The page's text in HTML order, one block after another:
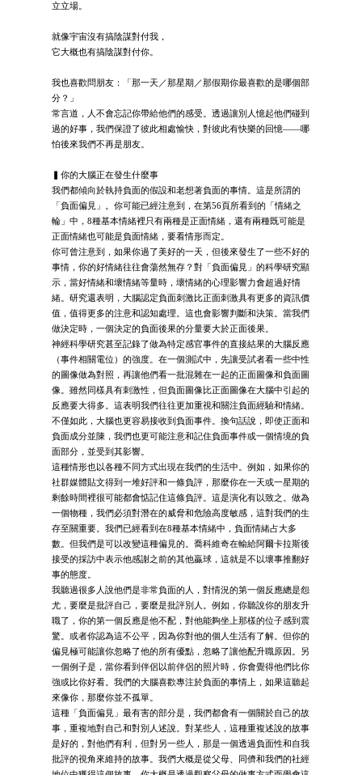
立立場。
就像宇宙沒有搞陰謀對付我，
它大概也有搞陰謀對付你。
我也喜歡問朋友：「那一天／那星期／那假期你最喜歡的是哪個部
分？」
常言道，人不會忘記你帶給他們的感受。透過讓別人憶起他們碰到
過的好事，我們保證了彼此相處愉快，對彼此有快樂的回憶——哪
怕後來我們不再是朋友。
▍你的大腦正在發生什麼事
我們都傾向於執持負面的假設和老想著負面的事情。這是所謂的
「負面偏見」。你可能已經注意到，在第56頁所看到的「情緒之
輪」中，8種基本情緒裡只有兩種是正面情緒，還有兩種既可能是
正面情緒也可能是負面情緒，要看情形而定。
你可曾注意到，如果你過了美好的一天，但後來發生了一些不好的
事情，你的好情緒往往會蕩然無存？對「負面偏見」的科學研究顯
示，當好情緒和壞情緒等量時，壞情緒的心理影響力會超過好情
緒。研究還表明，大腦認定負面刺激比正面刺激具有更多的資訊價
值，值得更多的注意和認知處理。這也會影響判斷和決策。當我們
做決定時，一個決定的負面後果的分量要大於正面後果。
神經科學研究甚至記錄了做為特定感官事件的直接結果的大腦反應
（事件相關電位）的強度。在一個測試中，先讓受試者看一些中性
的圖像做為對照，再讓他們看一批混雜在一起的正面圖像和負面圖
像。雖然同樣具有刺激性，但負面圖像比正面圖像在大腦中引起的
反應要大得多。這表明我們往往更加重視和關注負面經驗和情緒。
不僅如此，大腦也更容易接收到負面事件。換句話說，即使正面和
負面成分並陳，我們也更可能注意和記住負面事件或一個情境的負
面部分，並受到其影響。
這種情形也以各種不同方式出現在我們的生活中。例如，如果你的
社群媒體貼文得到一堆好評和一條負評，那麼你在一天或一星期的
剩餘時間裡很可能都會惦記住這條負評。這是演化有以致之。做為
一個物種，我們必須對潛在的威脅和危險高度敏感，這對我們的生
存至關重要。我們已經看到在8種基本情緒中，負面情緒占大多
數。但我們是可以改變這種偏見的。喬科維奇在輸給阿爾卡拉斯後
接受的採訪中表示他感謝之前的其他贏球，這就是不以壞事推翻好
事的態度。
我聽過很多人說他們是非常負面的人，對情況的第一個反應總是怨
尤，要麼是批評自己，要麼是批評別人。例如，你聽說你的朋友升
職了，你的第一個反應是他不配，對他能夠坐上那樣的位子感到震
驚。或者你認為這不公平，因為你對他的個人生活有了解。但你的
偏見極可能讓你忽略了他的所有優點，忽略了讓他配升職原因。另
一個例子是，當你看到伴侶以前伴侶的照片時，你會覺得他們比你
強或比你好看。我們的大腦喜歡專注於負面的事情上，如果這聽起
來像你，那麼你並不孤單。
這種「負面偏見」最有害的部分是，我們都會有一個關於自己的故
事，重複地對自己和對別人述說。對某些人，這種重複述說的故事
是好的，對他們有利，但對另一些人，那是一個透過負面性和自我
批評的視角來維持的故事。我們大概是從父母、同儕和我們的社經